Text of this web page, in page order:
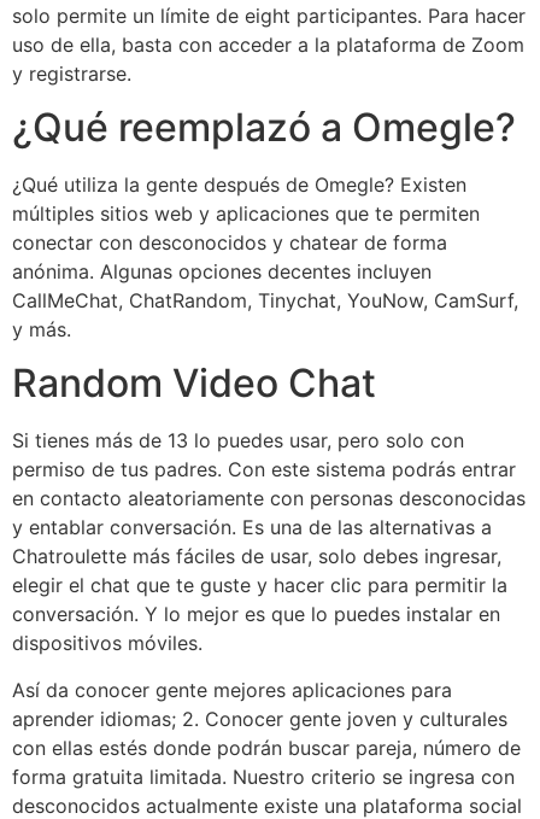
solo permite un límite de eight participantes. Para hacer
uso de ella, basta con acceder a la plataforma de Zoom
y registrarse.
¿Qué reemplazó a Omegle?
¿Qué utiliza la gente después de Omegle? Existen
múltiples sitios web y aplicaciones que te permiten
conectar con desconocidos y chatear de forma
anónima. Algunas opciones decentes incluyen
CallMeChat, ChatRandom, Tinychat, YouNow, CamSurf,
y más.
Random Video Chat
Si tienes más de 13 lo puedes usar, pero solo con
permiso de tus padres. Con este sistema podrás entrar
en contacto aleatoriamente con personas desconocidas
y entablar conversación. Es una de las alternativas a
Chatroulette más fáciles de usar, solo debes ingresar,
elegir el chat que te guste y hacer clic para permitir la
conversación. Y lo mejor es que lo puedes instalar en
dispositivos móviles.
Así da conocer gente mejores aplicaciones para
aprender idiomas; 2. Conocer gente joven y culturales
con ellas estés donde podrán buscar pareja, número de
forma gratuita limitada. Nuestro criterio se ingresa con
desconocidos actualmente existe una plataforma social